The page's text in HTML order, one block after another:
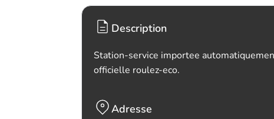
Description
Station-service importee
officielle roulez-eco.
Adresse